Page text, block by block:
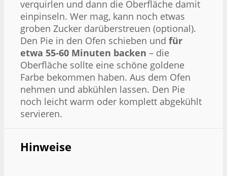
verquirlen und dann die Oberfläche damit
einpinseln. Wer mag, kann noch etwas
groben Zucker darüberstreuen (optional).
Den Pie in den Ofen schieben und für
etwa 55-60 Minuten backen – die
Oberfläche sollte eine schöne goldene
Farbe bekommen haben. Aus dem Ofen
nehmen und abkühlen lassen. Den Pie
noch leicht warm oder komplett abgekühlt
servieren.
Hinweise